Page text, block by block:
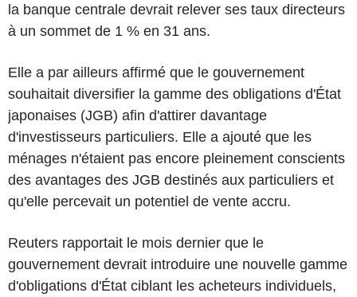
la banque centrale devrait relever ses taux directeurs
à un sommet de 1 % en 31 ans.
Elle a par ailleurs affirmé que le gouvernement
souhaitait diversifier la gamme des obligations d'État
japonaises (JGB) afin d'attirer davantage
d'investisseurs particuliers. Elle a ajouté que les
ménages n'étaient pas encore pleinement conscients
des avantages des JGB destinés aux particuliers et
qu'elle percevait un potentiel de vente accru.
Reuters rapportait le mois dernier que le
gouvernement devrait introduire une nouvelle gamme
d'obligations d'État ciblant les acheteurs individuels,